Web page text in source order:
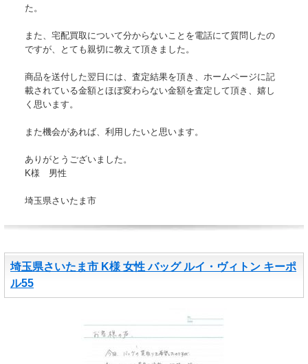
た。
また、宅配買取について分からないことを電話にて質問したの
ですが、とても親切に教えて頂きました。
商品を送付した翌日には、査定結果を頂き、ホームページに記
載されている金額とほぼ変わらない金額を査定して頂き、嬉し
く思います。
また機会があれば、利用したいと思います。
ありがとうございました。
K様 男性
埼玉県さいたま市
埼玉県さいたま市 K様 女性 バッグ ルイ・ヴィトン キーポ
ル55